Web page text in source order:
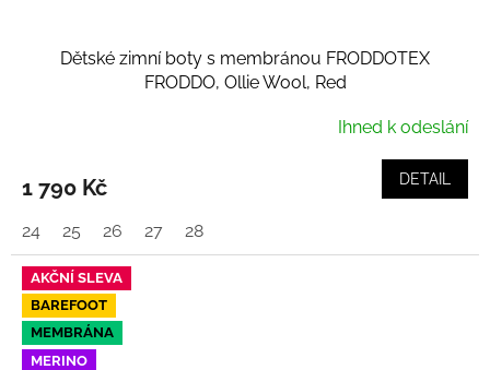
Dětské zimní boty s membránou FRODDOTEX
FRODDO, Ollie Wool, Red
Ihned k odeslání
1 790 Kč DETAIL
24 25 26 27 28
AKČNÍ SLEVA
BAREFOOT
MEMBRÁNA
MERINO